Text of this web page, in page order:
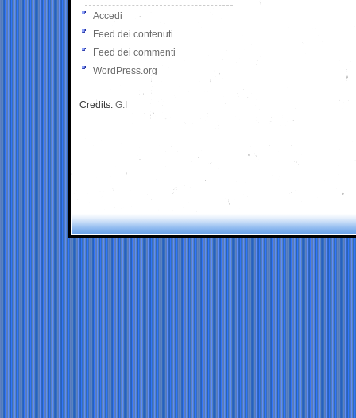
Accedi
Feed dei contenuti
Feed dei commenti
WordPress.org
Credits: G.I